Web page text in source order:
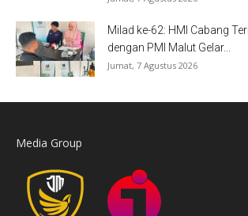
Milad ke-62: HMI Cabang
dengan PMI Malut Gelar...
Jumat, 7 Agustus 2026
Media Group